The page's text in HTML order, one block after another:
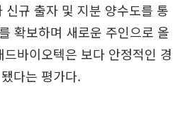
신규 출자 및 지분 양수도를 통
확보하며 새로운 주인으로 올
바이오텍은 보다 안정적인 경
다는 평가다.